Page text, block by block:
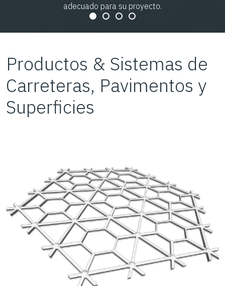
adecuado para su proyecto.
Productos & Sistemas de
Carreteras, Pavimentos y
Superficies